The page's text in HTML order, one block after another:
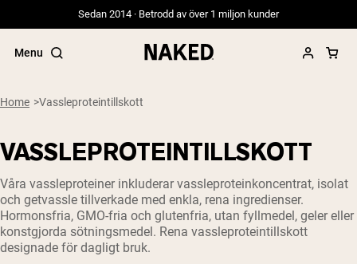
Sedan 2014 · Betrodd av över 1 miljon kunder
Menu
Populära söktermer
”Protein Powder“
”Overnight Oats“
”Vegan protein“
”Collagen“
”Micellar Casein“
Home Vassleproteintillskott
VASSLEPROTEINTILLSKOTT
Våra vassleproteiner inkluderar vassleproteinkoncentrat, isolat
och getvassle tillverkade med enkla, rena ingredienser.
Hormonsfria, GMO-fria och glutenfria, utan fyllmedel, geler eller
konstgjorda sötningsmedel. Rena vassleproteintillskott
designade för dagligt bruk.
Chocolate Chocolate Peanut Butter
1LB 2LB 5LB